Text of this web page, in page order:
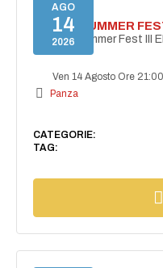
AGO
14
2026
PANZA SUMMER
PANZA Summer Fest III
Ven 14 Agosto Ore 21:00
Panza
CATEGORIE:
TAG: